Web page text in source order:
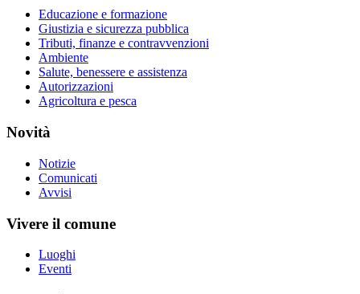
Educazione e formazione
Giustizia e sicurezza pubblica
Tributi, finanze e contravvenzioni
Ambiente
Salute, benessere e assistenza
Autorizzazioni
Agricoltura e pesca
Novità
Notizie
Comunicati
Avvisi
Vivere il comune
Luoghi
Eventi